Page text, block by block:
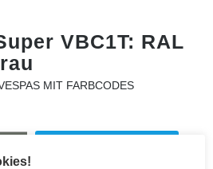
VBC1T: RAL
MIT FARBCODES